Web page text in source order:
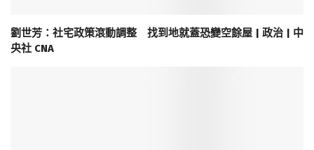
劉世芳：社宅政策滾動調整 找到地就蓋恐變空餘屋 | 政治 | 中
央社 CNA